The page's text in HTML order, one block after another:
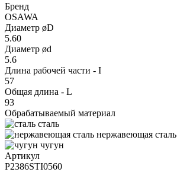
Бренд
OSAWA
Диаметр øD
5.60
Диаметр ød
5.6
Длина рабочей части - I
57
Общая длина - L
93
Обрабатываемый материал
сталь
нержавеющая сталь
чугун
Артикул
P2386STI0560